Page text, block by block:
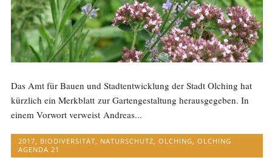
Das Amt für Bauen und Stadtentwicklung der Stadt Olching hat
kürzlich ein Merkblatt zur Gartengestaltung herausgegeben. In
einem Vorwort verweist Andreas...
2017, BIODIVERSITÄT, NATURSCHUTZ,OLCHING,OLCHING
AGENDA 21